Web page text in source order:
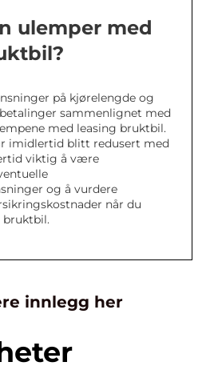
ulemper med
på kjørelengde og
sammenlignet med
med leasing bruktbil.
imidlertid blitt redusert med
viktig å være
og å vurdere
når du
bruktbil.
innlegg her